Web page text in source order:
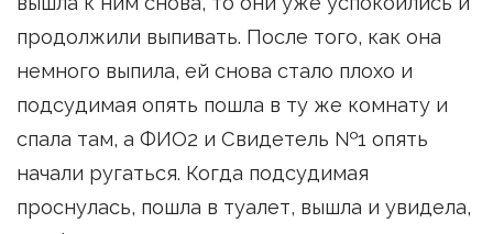
продолжили выпивать. После того, как она
немного выпила, ей снова стало плохо и
подсудимая опять пошла в ту же комнату и
спала там, а ФИО2 и Свидетель №1 опять
начали ругаться. Когда подсудимая
проснулась, пошла в туалет, вышла и увидела,